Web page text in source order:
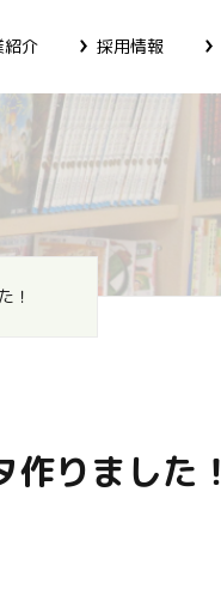
紹介 採用情報
！
りました！